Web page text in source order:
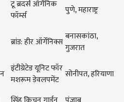
टू ब्रदर्स ऑर्गेनिक
फॉर्म्स
पुणे, महाराष्ट्र
ब्रांड: हीर ऑर्गेनिक्सबनासकांठा,
गुजरात
इंटीग्रेटेड यूनिट फॉर
मशरूम डेवलपमेंट सोनीपत, हरियाणा